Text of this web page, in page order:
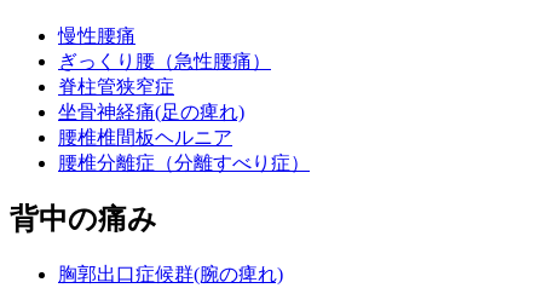
慢性腰痛
ぎっくり腰（急性腰痛）
脊柱管狭窄症
坐骨神経痛(足の痺れ)
腰椎椎間板ヘルニア
腰椎分離症（分離すべり症）
背中の痛み
胸郭出口症候群(腕の痺れ)